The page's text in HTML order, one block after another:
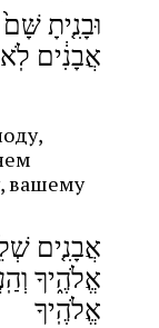
וּבָנִ֤יתָ
אֲבָנִ֔ים
вашему
אֲבָנִ֤ים
אֱלֹהֶ֑יךָ
אֱלֹהֶֽיךָ